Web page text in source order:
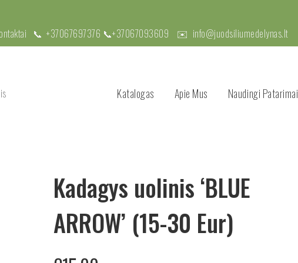
📞+37067697376 📞+37067093609 ✉️ info@juodsiliumedelynas.lt
Katalogas Apie Mus Naudingi Patarimai
Kadagys uolinis ‘BLUE
ARROW’ (15-30 Eur)